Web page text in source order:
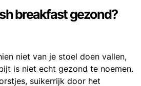
breakfast gezond?
niet van je stoel doen vallen,
is niet echt gezond te noemen.
suikerrijk door het